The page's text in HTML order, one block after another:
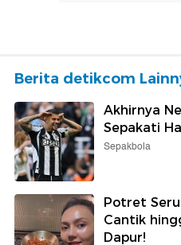
Berita detikcom
Akhirnya
Sepakati
Sepakbola
Potret
Cantik
Dapur!